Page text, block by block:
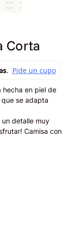
Corta
hecha en piel de
se adapta
un detalle muy
Camisa con